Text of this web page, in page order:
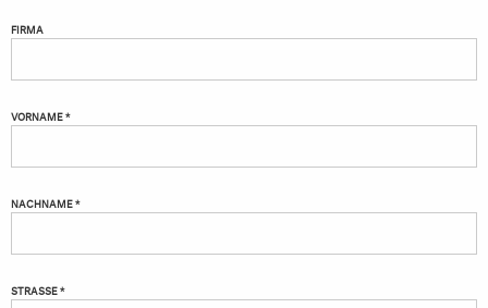
FIRMA
VORNAME *
NACHNAME *
STRASSE *